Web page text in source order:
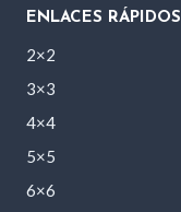
ENLACES RÁPIDOS
2×2
3×3
4×4
5×5
6×6